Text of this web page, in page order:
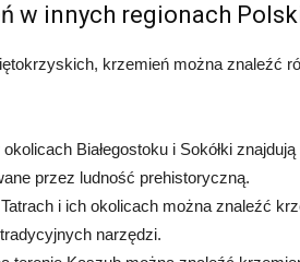
w innych regionach
krzemień można znaleźć
Białegostoku i Sokółki
przez ludność prehistoryczną.
i ich okolicach można znaleźć
narzędzi.